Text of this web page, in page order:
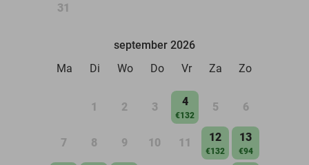
31
september 2026
Ma
Di Wo Do Vr Za Zo
1 2 3 4
€132
5 6
7 8 9 10 11 12
€132
13
€94